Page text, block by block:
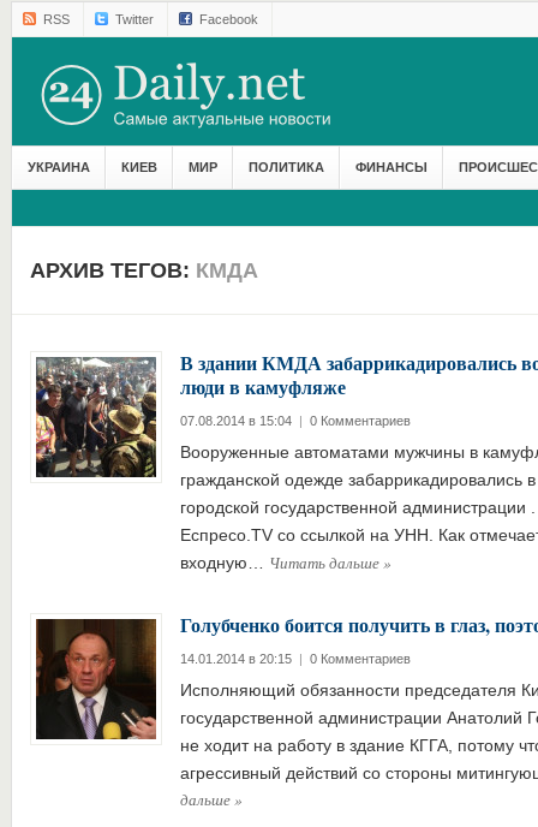
RSS Twitter Facebook
УКРАИНА КИЕВ МИР ПОЛИТИКА ФИНАНСЫ
АРХИВ ТЕГОВ: КМДА
В здании КМДА забаррикадировались
люди в камуфляже
07.08.2014 в 15:04 | 0 Комментариев
Вооруженные автоматами мужчины в
гражданской одежде забаррикадировались
городской государственной
Еспресо.TV со ссылкой на УНН. Как
входную… Читать дальше»
Голубченко боится получить в глаз,
14.01.2014 в 20:15 | 0 Комментариев
Исполняющий обязанности председателя
государственной администрации Анатолий
не ходит на работу в здание КГГА, потому
агрессивный действий со стороны
дальше»